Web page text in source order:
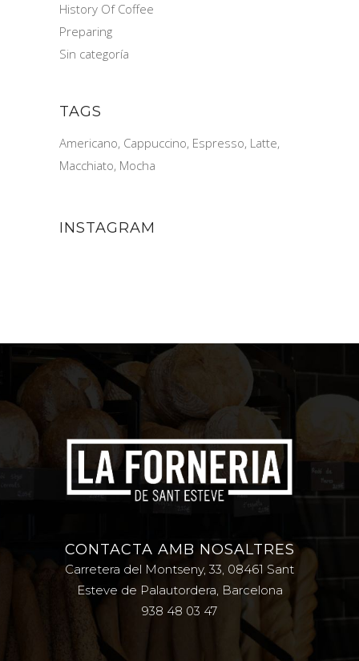
History Of Coffee
Preparing
Sin categoría
TAGS
Americano Cappuccino Espresso Latte
Macchiato Mocha
INSTAGRAM
CONTACTA AMB NOSALTRES
Carretera del Montseny, 33, 08461 Sant
Esteve de Palautordera, Barcelona
938 48 03 47